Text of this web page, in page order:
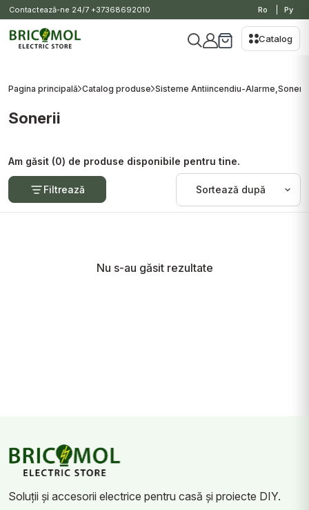
Contactează-ne 24/7 +37368692010 Ro Ру
Catalog
Pagina principală Catalog produse Sisteme Antiincendiu-Alarme,Sonerii
Sonerii
Am găsit (0) de produse disponibile pentru tine.
Filtrează
Nu s-au găsit rezultate
Soluții și accesorii electrice pentru casă și proiecte DIY.